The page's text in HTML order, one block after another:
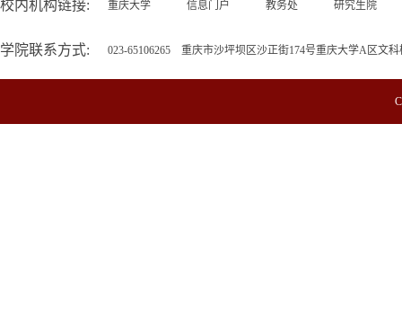
校内机构链接: 重庆大学 信息门户 教务处 研究生院
学院联系方式: 023-65106265 重庆市沙坪坝区沙正街174号重庆大学A区文科